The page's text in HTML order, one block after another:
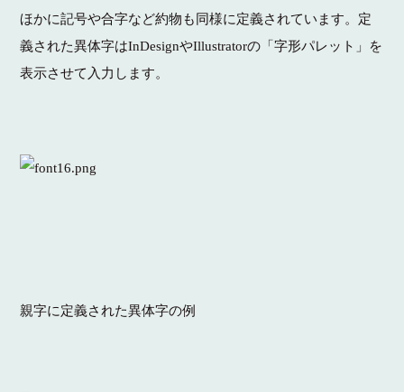
ほかに記号や合字など約物も同様に定義されています。 定
義された異体字はInDesignやIllustratorの「字形パレット」を
表示させて入力します。
親字に定義された異体字の例